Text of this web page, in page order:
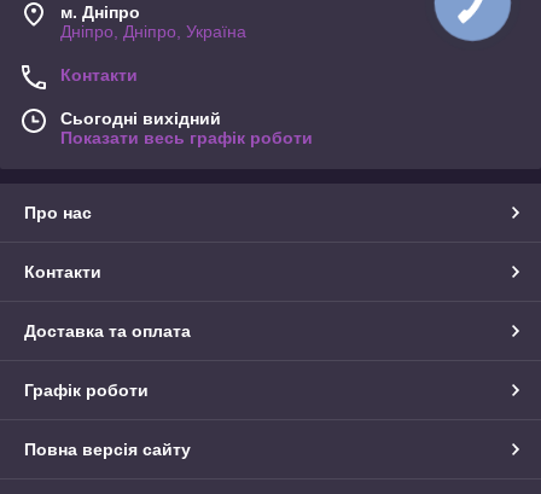
м. Дніпро
Дніпро, Дніпро, Україна
Контакти
Сьогодні вихідний
Показати весь графік роботи
Про нас
Контакти
Доставка та оплата
Графік роботи
Повна версія сайту